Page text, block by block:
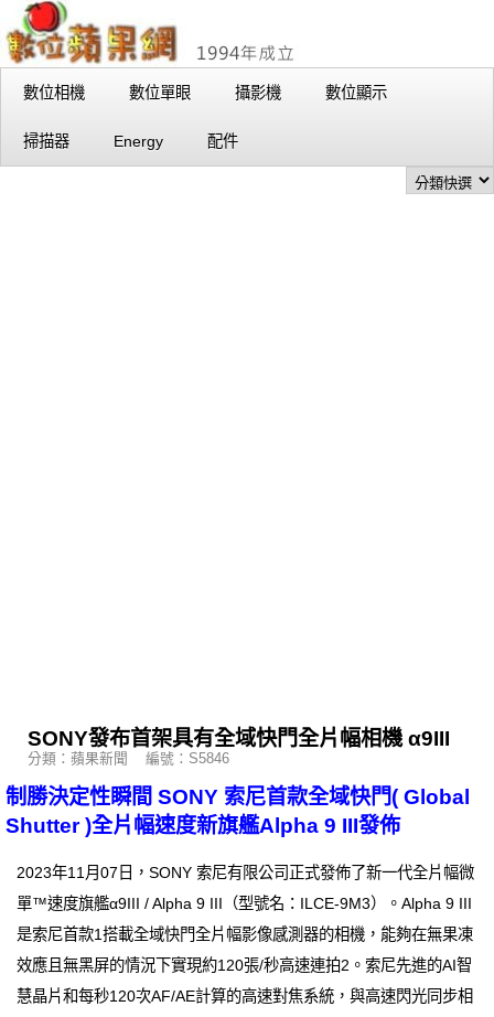
數位相機 數位單眼 攝影機 數位顯示
掃描器 Energy 配件
SONY發布首架具有全域快門全片幅相機 α9III
分類：蘋果新聞 編號：S5846
制勝決定性瞬間 SONY 索尼首款全域快門( Global
Shutter )全片幅速度新旗艦Alpha 9 III發佈
2023年11月07日，SONY 索尼有限公司正式發佈了新一代全片幅微
單™速度旗艦α9III / Alpha 9 III（型號名：ILCE-9M3）。Alpha 9 III
是索尼首款1搭載全域快門全片幅影像感測器的相機，能夠在無果凍
效應且無黑屏的情況下實現約120張/秒高速連拍2。索尼先進的AI智
慧晶片和每秒120次AF/AE計算的高速對焦系統，與高速閃光同步相